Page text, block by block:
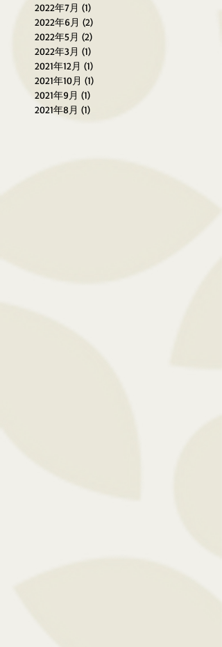
2022年7月 (1)
2022年6月 (2)
2022年5月 (2)
2022年3月 (1)
2021年12月 (1)
2021年10月 (1)
2021年9月 (1)
2021年8月 (1)